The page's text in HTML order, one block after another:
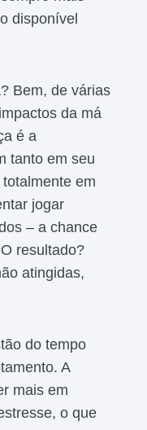
disponível
Bem, de várias
da má
é a
tanto em seu
em
jogar
– a chance
resultado?
atingidas,
do tempo
A
mais em
o que